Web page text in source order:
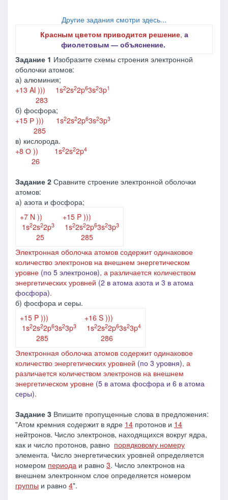
Другие задания смотри здесь...
Красным цветом приводится решение, а
фиолетовым ― объяснение.
Задание 1 Изобразите схемы строения электронной
оболочки атомов:
а) алюминия;
+13 Al ))) 1s22s22p63s23p1
283
б) фосфора;
+15 Р ))) 1s22s22p63s23p3
285
в) кислорода.
+8 О )) 1s22s22p4
26
Задание 2 Сравните строение электронной оболочки
атомов:
а) азота и фосфора;
+7 N ))
1s22s22p3
25
+15 P )))
1s22s22p63s23p3
285
Электронная оболочка атомов содержит одинаковое
количество электронов на внешнем энергетическом
уровне (по 5 электронов), а различается количеством
энергетических уровней (2 в атома азота и 3 в атома
фосфора).
б) фосфора и серы.
+15 P )))
1s22s22p63s23p3
285
+16 S )))
1s22s22p63s23p4
286
Электронная оболочка атомов содержит одинаковое
количество энергетических уровней (по 3 уровня), а
различается количеством электронов на внешнем
энергетическом уровне (5 в атома фосфора и 6 в атома
серы).
Задание 3 Впишите пропущенные слова в предложения:
"Атом кремния содержит в ядре 14 протонов и 14
нейтронов. Число электронов, находящихся вокруг ядра,
как и число протонов, равно порядковому номеру
элемента. Число энергетических уровней определяется
номером периода и равно 3. Число электронов на
внешнем электронном слое определяется номером
группы и равно 4".